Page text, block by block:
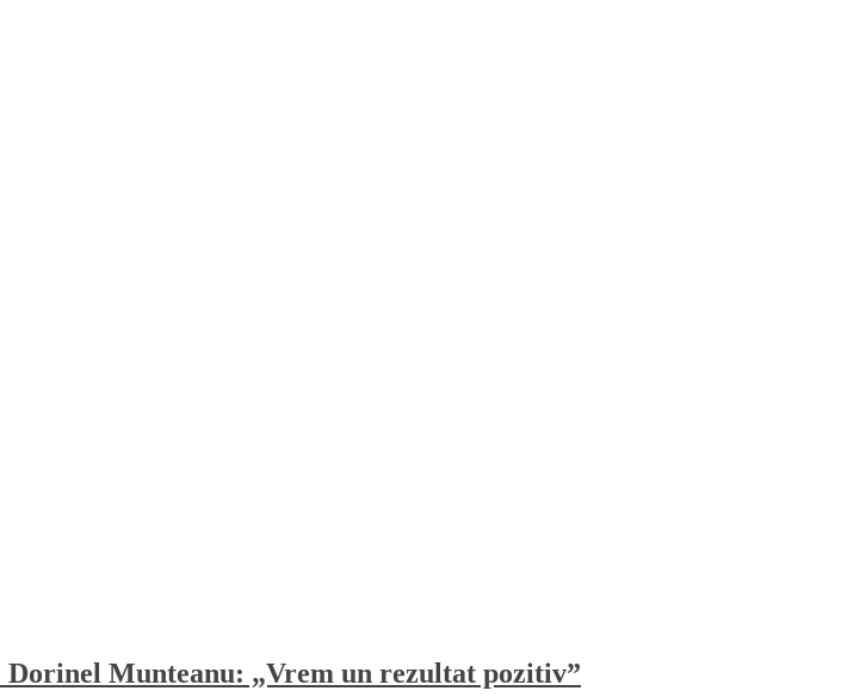
Munteanu: „Vrem un rezultat pozitiv”